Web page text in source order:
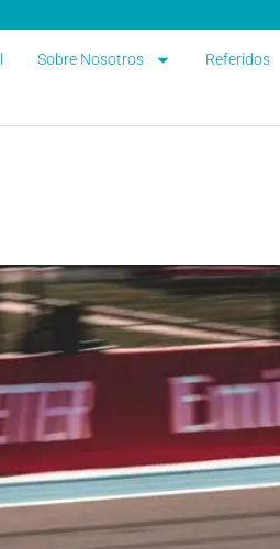
Sobre Nosotros Referidos